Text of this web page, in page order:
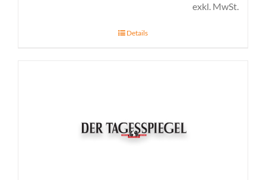
exkl. MwSt.
Details